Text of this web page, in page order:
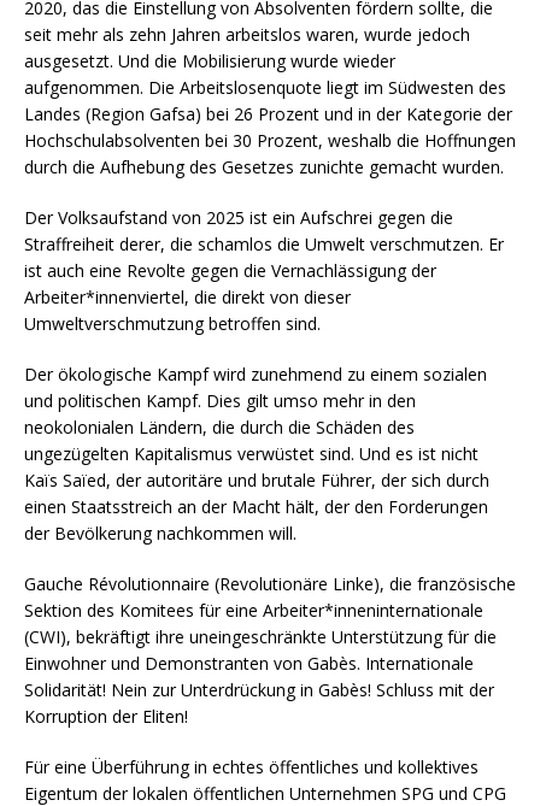
2020, das die Einstellung von Absolventen fördern sollte, die
seit mehr als zehn Jahren arbeitslos waren, wurde jedoch
ausgesetzt. Und die Mobilisierung wurde wieder
aufgenommen. Die Arbeitslosenquote liegt im Südwesten des
Landes (Region Gafsa) bei 26 Prozent und in der Kategorie der
Hochschulabsolventen bei 30 Prozent, weshalb die Hoffnungen
durch die Aufhebung des Gesetzes zunichte gemacht wurden.
Der Volksaufstand von 2025 ist ein Aufschrei gegen die
Straffreiheit derer, die schamlos die Umwelt verschmutzen. Er
ist auch eine Revolte gegen die Vernachlässigung der
Arbeiter*innenviertel, die direkt von dieser
Umweltverschmutzung betroffen sind.
Der ökologische Kampf wird zunehmend zu einem sozialen
und politischen Kampf. Dies gilt umso mehr in den
neokolonialen Ländern, die durch die Schäden des
ungezügelten Kapitalismus verwüstet sind. Und es ist nicht
Kaïs Saïed, der autoritäre und brutale Führer, der sich durch
einen Staatsstreich an der Macht hält, der den Forderungen
der Bevölkerung nachkommen will.
Gauche Révolutionnaire (Revolutionäre Linke), die französische
Sektion des Komitees für eine Arbeiter*inneninternationale
(CWI), bekräftigt ihre uneingeschränkte Unterstützung für die
Einwohner und Demonstranten von Gabès. Internationale
Solidarität! Nein zur Unterdrückung in Gabès! Schluss mit der
Korruption der Eliten!
Für eine Überführung in echtes öffentliches und kollektives
Eigentum der lokalen öffentlichen Unternehmen SPG und CPG